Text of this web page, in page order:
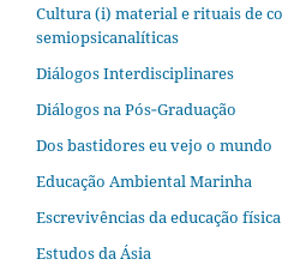
Cultura (i) material e rituais de
semiopsicanalíticas
Diálogos Interdisciplinares
Diálogos na Pós‐Graduação
Dos bastidores eu vejo o mundo
Educação Ambiental Marinha
Escrevivências da educação
Estudos da Ásia​